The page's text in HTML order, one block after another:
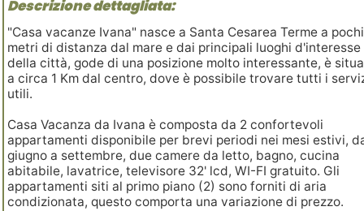
Descrizione dettagliata:
"Casa vacanze Ivana" nasce a Santa Cesarea Terme a pochi
metri di distanza dal mare e dai principali luoghi d'interesse
della città, gode di una posizione molto interessante, è
a circa 1 Km dal centro, dove è possibile trovare tutti i
utili.
Casa Vacanza da Ivana è composta da 2 confortevoli
appartamenti disponibile per brevi periodi nei mesi estivi,
giugno a settembre, due camere da letto, bagno, cucina
abitabile, lavatrice, televisore 32' lcd, WI-FI gratuito. Gli
appartamenti siti al primo piano (2) sono forniti di aria
condizionata, questo comporta una variazione di prezzo.